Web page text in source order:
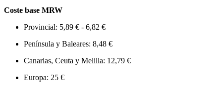
Coste base MRW
Provincial: 5,89 € - 6,82 €
Península y Baleares: 8,48 €
Canarias, Ceuta y Melilla: 12,79 €
Europa: 25 €